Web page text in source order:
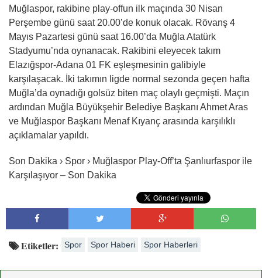
Muğlaspor, rakibine play-offun ilk maçında 30 Nisan
Perşembe günü saat 20.00’de konuk olacak. Rövanş 4
Mayıs Pazartesi günü saat 16.00’da Muğla Atatürk
Stadyumu’nda oynanacak. Rakibini eleyecek takım
Elazığspor-Adana 01 FK eşleşmesinin galibiyle
karşılaşacak. İki takımın ligde normal sezonda geçen hafta
Muğla’da oynadığı golsüz biten maç olaylı geçmişti. Maçın
ardından Muğla Büyükşehir Belediye Başkanı Ahmet Aras
ve Muğlaspor Başkanı Menaf Kıyanç arasında karşılıklı
açıklamalar yapıldı.
Son Dakika › Spor › Muğlaspor Play-Off’ta Şanlıurfaspor ile
Karşılaşıyor – Son Dakika
Etiketler: Spor Spor Haberi Spor Haberleri